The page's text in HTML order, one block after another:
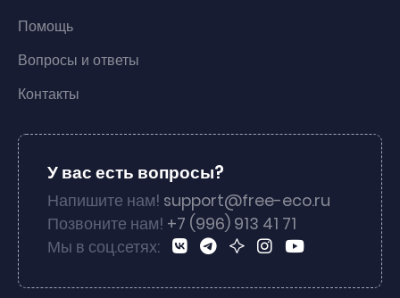
Помощь
Вопросы и ответы
Контакты
У вас есть вопросы?
Напишите нам! support@free-eco.ru
Позвоните нам! +7 (996) 913 41 71
Мы в соц.сетях: